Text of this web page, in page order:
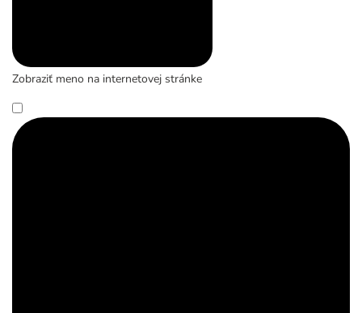
Zobraziť meno na internetovej stránke